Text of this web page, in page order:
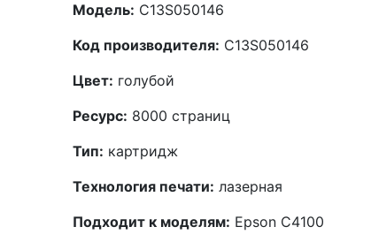
Модель: C13S050146
Код производителя: C13S050146
Цвет: голубой
Ресурс: 8000 страниц
Тип: картридж
Технология печати: лазерная
Подходит к моделям: Epson C4100